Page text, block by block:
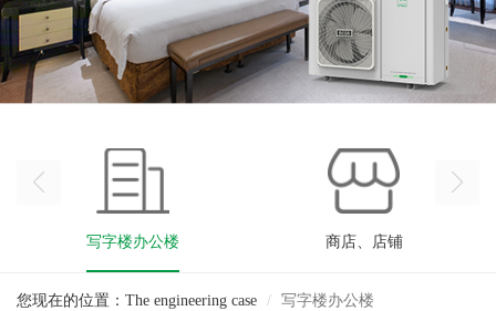
写字楼办公楼 商店、店铺
您现在的位置：The engineering case 写字楼办公楼